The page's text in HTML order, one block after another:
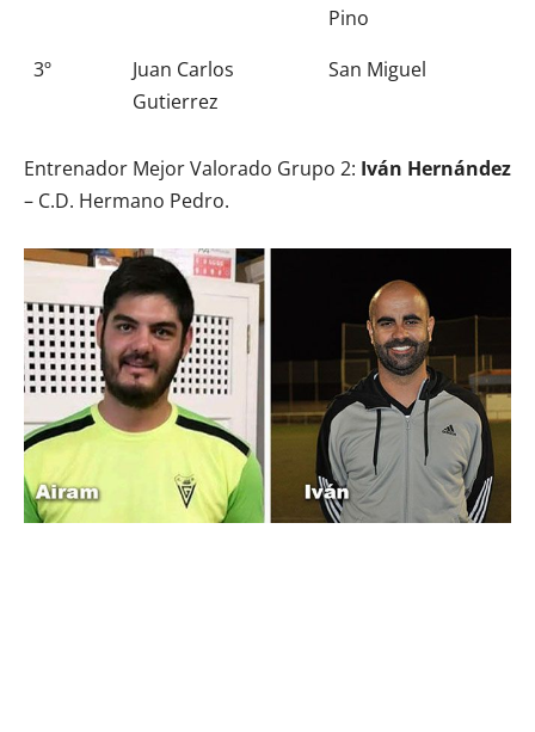
Pino
3º
Juan Carlos
Gutierrez
San Miguel
Entrenador Mejor Valorado Grupo 2: Iván Hernández
– C.D. Hermano Pedro.